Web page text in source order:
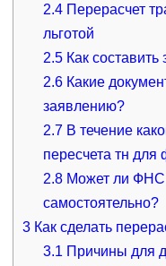
2.4 Перерасчет
льготой
2.5 Как
2.6 Какие
заявлению?
2.7 В течение
пересчета тн для
2.8 Может ли ФНС
самостоятельно?
3Как сделать
3.1 Причины для